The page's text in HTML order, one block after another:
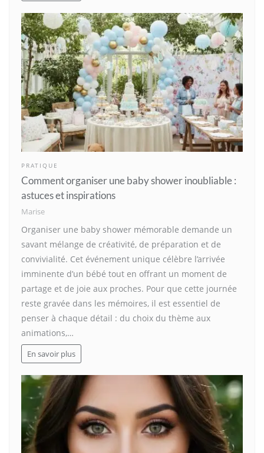
PRATIQUE
Comment organiser une baby shower inoubliable :
astuces et inspirations
Marise
Organiser une baby shower mémorable demande un
savant mélange de créativité, de préparation et de
convivialité. Cet événement unique célèbre l’arrivée
imminente d’un bébé tout en offrant un moment de
partage et de joie aux proches. Pour que cette journée
reste gravée dans les mémoires, il est essentiel de
penser à chaque détail : du choix du thème aux
animations,…
En savoir plus